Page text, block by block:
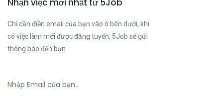
Nhận việc mới nhất từ 5Job
Chỉ cần điền email của bạn vào ô bên dưới, khi
có việc làm mới được đăng tuyển, 5Job sẽ gửi
thông báo đến bạn.